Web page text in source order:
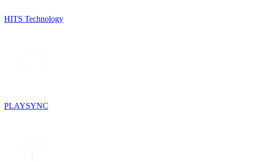
HITS Technology
PLAYSYNC